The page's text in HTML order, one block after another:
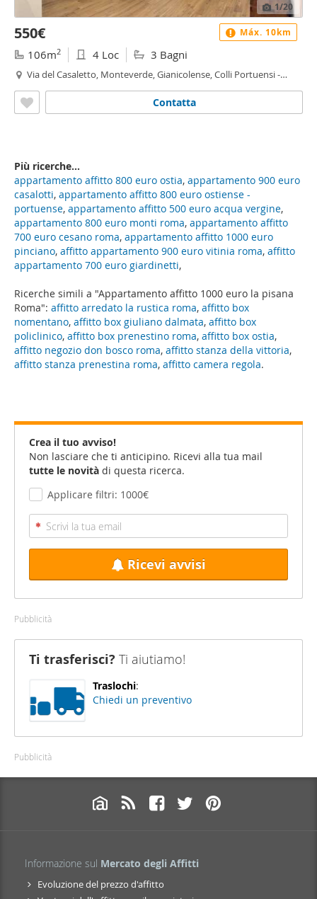
Ricerche simili a "Appartamento affitto 1000 euro la pisana
Roma": affitto arredato la rustica roma, affitto box
nomentano, affitto box giuliano dalmata, affitto box
policlinico, affitto box prenestino roma, affitto box ostia,
affitto negozio don bosco roma, affitto stanza della vittoria,
affitto stanza prenestina roma, affitto camera regola.
1/20
550€
106m2 4 Loc 3 Bagni
Via del Casaletto, Monteverde, Gianicolense, Colli Portuensi -
Contatta
Máx. 10km
Più ricerche...
appartamento affitto 800 euro ostia, appartamento 900 euro
casalotti, appartamento affitto 800 euro ostiense -
portuense, appartamento affitto 500 euro acqua vergine,
appartamento 800 euro monti roma, appartamento affitto
700 euro cesano roma, appartamento affitto 1000 euro
pinciano, affitto appartamento 900 euro vitinia roma, affitto
appartamento 700 euro giardinetti,
Crea il tuo avviso!
Non lasciare che ti anticipino. Ricevi alla tua mail
tutte le novità di questa ricerca.
Applicare filtri: 1000€
Ricevi avvisi
Pubblicità
Ti trasferisci? Ti aiutiamo!
Traslochi:
Chiedi un preventivo
Pubblicità
Informazione sul Mercato degli Affitti
Evoluzione del prezzo d'affitto